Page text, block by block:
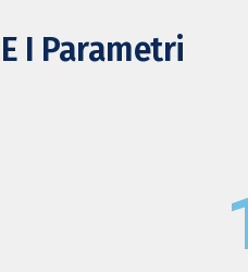
I Parametri